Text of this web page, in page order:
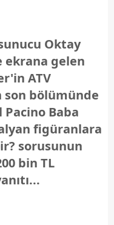
Oktay
ekrana gelen
ATV
son bölümünde
Pacino Baba
figüranlara
sorusunun
bin TL